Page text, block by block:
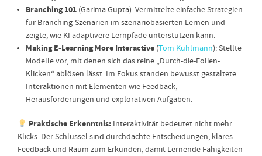
Branching 101 (Garima Gupta): Vermittelte einfache Strategien
für Branching-Szenarien im szenariobasierten Lernen und
zeigte, wie KI adaptivere Lernpfade unterstützen kann.
Making E-Learning More Interactive (Tom Kuhlmann): Stellte
Modelle vor, mit denen sich das reine „Durch-die-Folien-
Klicken“ ablösen lässt. Im Fokus standen bewusst gestaltete
Interaktionen mit Elementen wie Feedback,
Herausforderungen und explorativen Aufgaben.
Praktische Erkenntnis:Interaktivität bedeutet nicht mehr
Klicks. Der Schlüssel sind durchdachte Entscheidungen, klares
Feedback und Raum zum Erkunden, damit Lernende Fähigkeiten